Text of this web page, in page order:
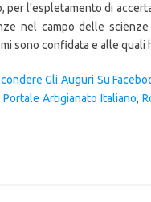
l'espletamento di
nel campo delle
sono confidata e alle quali
Gli Auguri Su
Portale Artigianato Italiano,